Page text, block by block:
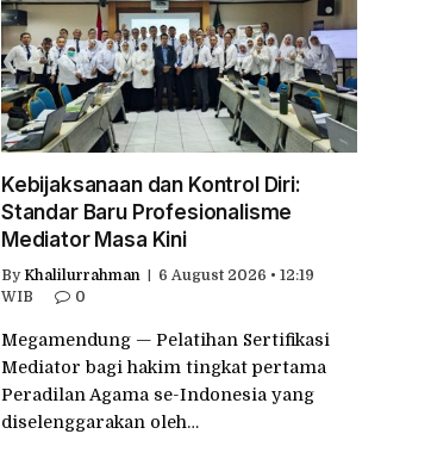
Kebijaksanaan dan Kontrol Diri:
Standar Baru Profesionalisme
Mediator Masa Kini
By Khalilurrahman
6 August 2026 • 12:19
WIB
0
Megamendung — Pelatihan Sertifikasi
Mediator bagi hakim tingkat pertama
Peradilan Agama se-Indonesia yang
diselenggarakan oleh…